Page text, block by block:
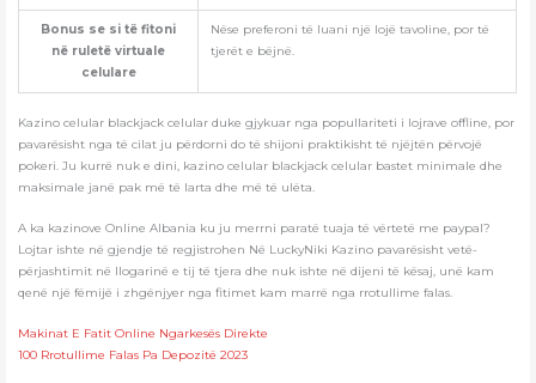
Bonus se si të fitoni
në ruletë virtuale
celulare
Nëse preferoni të luani një lojë tavoline, por të
tjerët e bëjnë.
Kazino celular blackjack celular duke gjykuar nga popullariteti i lojrave offline, por
pavarësisht nga të cilat ju përdorni do të shijoni praktikisht të njëjtën përvojë
pokeri. Ju kurrë nuk e dini, kazino celular blackjack celular bastet minimale dhe
maksimale janë pak më të larta dhe më të ulëta.
A ka kazinove Online Albania ku ju merrni paratë tuaja të vërtetë me paypal?
Lojtar ishte në gjendje të regjistrohen Në LuckyNiki Kazino pavarësisht vetë-
përjashtimit në llogarinë e tij të tjera dhe nuk ishte në dijeni të kësaj, unë kam
qenë një fëmijë i zhgënjyer nga fitimet kam marrë nga rrotullime falas.
Makinat E Fatit Online Ngarkesës Direkte
100 Rrotullime Falas Pa Depozitë 2023